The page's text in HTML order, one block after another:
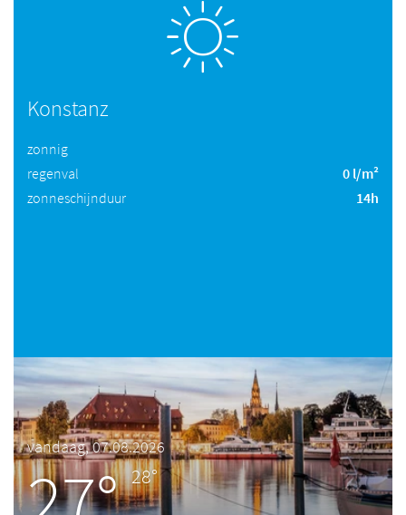
Konstanz
zonnig
regenval
0 l/m²
zonneschijnduur
14h
vandaag, 07.08.2026
28°